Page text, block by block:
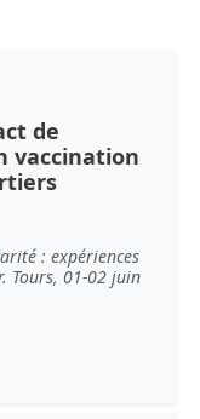
de
vaccination
: expériences
Tours, 01-02 juin